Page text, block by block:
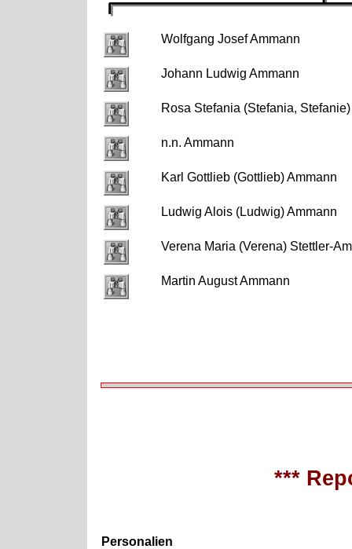
Wolfgang Josef Ammann
Johann Ludwig Ammann
Rosa Stefania (Stefania,
n.n. Ammann
Karl Gottlieb (Gottlieb) Ammann
Ludwig Alois (Ludwig) Ammann
Verena Maria (Verena) Stettler-
Martin August Ammann
***
Personalien